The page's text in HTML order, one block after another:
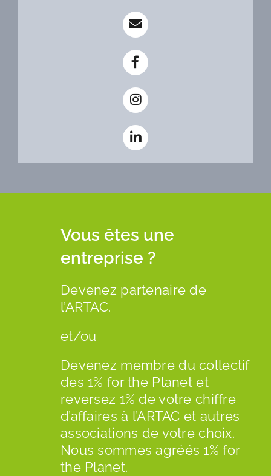
Vous êtes une
entreprise ?
Devenez partenaire de
l’ARTAC.
et/ou
Devenez membre du collectif
des 1% for the Planet et
reversez 1% de votre chiffre
d’affaires à l’ARTAC et autres
associations de votre choix.
Nous sommes agréés 1% for
the Planet.